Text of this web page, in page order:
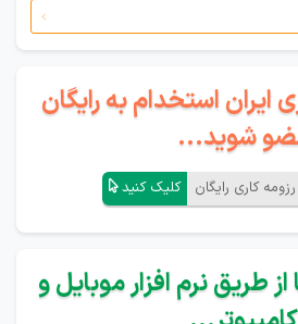
ایران استخدام به رایگان
شوید...
کاری رایگان کلیک کنید
طریق نرم افزار موبایل و